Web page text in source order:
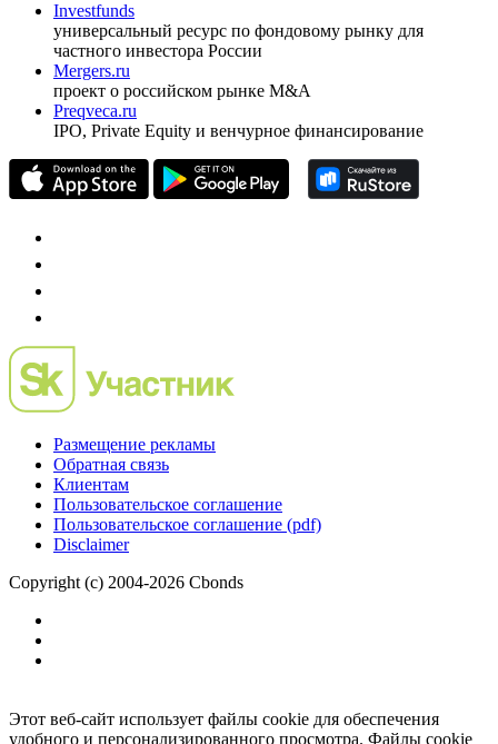
Investfunds
универсальный ресурс по фондовому рынку для
частного инвестора России
Mergers.ru
проект о российском рынке M&A
Preqveca.ru
IPO, Private Equity и венчурное финансирование
Размещение рекламы
Обратная связь
Клиентам
Пользовательское соглашение
Пользовательское соглашение (pdf)
Disclaimer
Copyright (c) 2004-2026 Cbonds
Этот веб-сайт использует файлы cookie для обеспечения
удобного и персонализированного просмотра. Файлы cookie